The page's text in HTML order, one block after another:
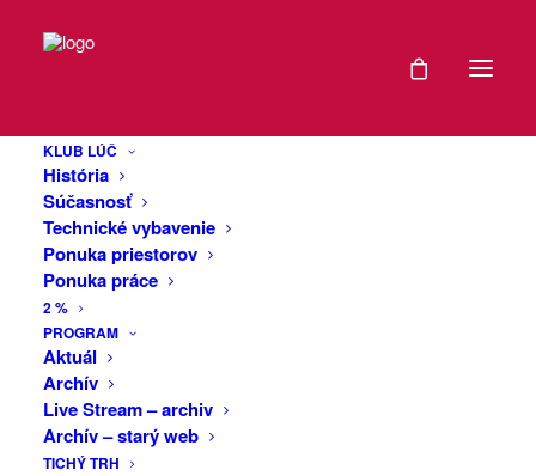
KLUB LÚČ
História
Súčasnosť
Technické vybavenie
Ponuka priestorov
Ponuka práce
2 %
PROGRAM
Aktuál
Archív
Live Stream – archiv
Archív – starý web
TICHÝ TRH
Po pätnástich rokoch sa vracia Dj Maťo
ako v Lúči, previedol večerom
nestárnucich hitov rokov deväťdesiatych
Vstupné len na mieste 6,- Eur.
DÁTUM